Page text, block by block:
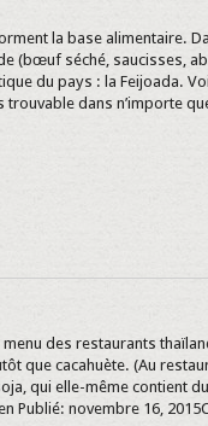
la base alimentaire.
(bœuf séché, saucisses,
du pays : la Feijoada.
trouvable dans n’importe
menu des restaurants
que cacahuète. (Au
qui elle-même contient
Publié: novembre 16,